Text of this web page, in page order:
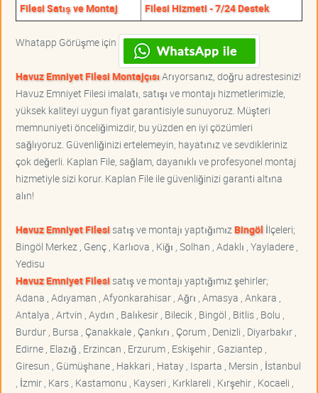
Filesi Satış ve Montaj
Filesi Hizmeti - 7/24 Destek
Whatapp Görüşme için
Havuz Emniyet Filesi MontajçısıArıyorsanız, doğru adrestesiniz!
Havuz Emniyet Filesi imalatı, satışı ve montajı hizmetlerimizle,
yüksek kaliteyi uygun fiyat garantisiyle sunuyoruz. Müşteri
memnuniyeti önceliğimizdir, bu yüzden en iyi çözümleri
sağlıyoruz. Güvenliğinizi ertelemeyin, hayatınız ve sevdikleriniz
çok değerli. Kaplan File, sağlam, dayanıklı ve profesyonel montaj
hizmetiyle sizi korur. Kaplan File ile güvenliğinizi garanti altına
alın!
Havuz Emniyet Filesisatış ve montajı yaptığımız Bingöl İlçeleri;
Bingöl Merkez , Genç , Karlıova , Kiğı , Solhan , Adaklı , Yayladere ,
Yedisu
Havuz Emniyet Filesisatış ve montajı yaptığımız şehirler;
Adana , Adıyaman , Afyonkarahisar , Ağrı , Amasya , Ankara ,
Antalya , Artvin , Aydın , Balıkesir , Bilecik , Bingöl , Bitlis , Bolu ,
Burdur , Bursa , Çanakkale , Çankırı , Çorum , Denizli , Diyarbakır ,
Edirne , Elazığ , Erzincan , Erzurum , Eskişehir , Gaziantep ,
Giresun , Gümüşhane , Hakkari , Hatay , Isparta , Mersin , İstanbul
, İzmir , Kars , Kastamonu , Kayseri , Kırklareli , Kırşehir , Kocaeli ,